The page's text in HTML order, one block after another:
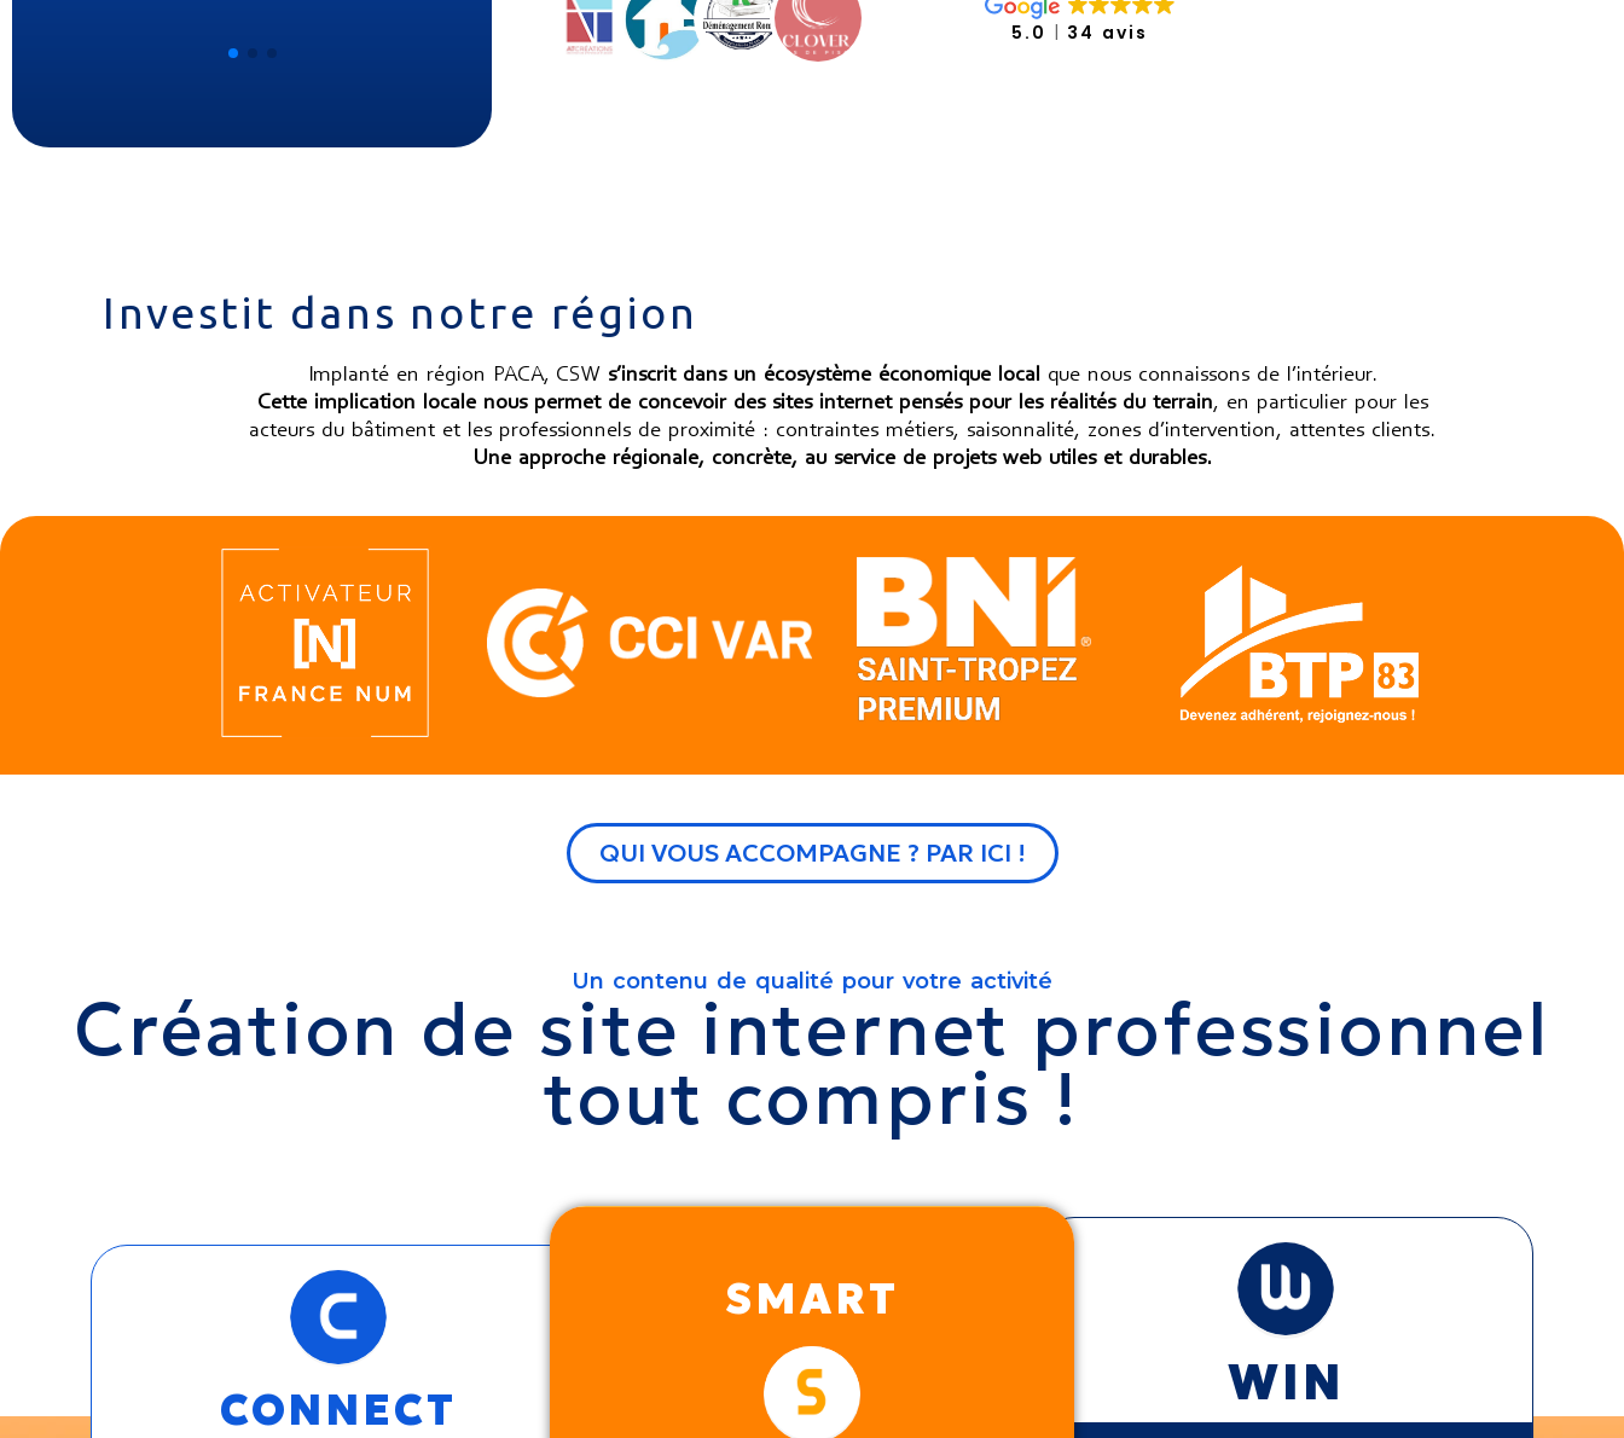
5.0 34 avis
Investit dans notre région
Implanté en région PACA, CSW s’inscrit dans un écosystème économique local que nous connaissons de l’intérieur.
Cette implication locale nous permet de concevoir des sites internet pensés pour les réalités du terrain, en particulier pour les
acteurs du bâtiment et les professionnels de proximité : contraintes métiers, saisonnalité, zones d’intervention, attentes clients.
Une approche régionale, concrète, au service de projets web utiles et durables.
QUI VOUS ACCOMPAGNE ? PAR ICI !
Un contenu de qualité pour votre activité
Création de site internet professionnel
tout compris !
CONNECT
SMART
WIN